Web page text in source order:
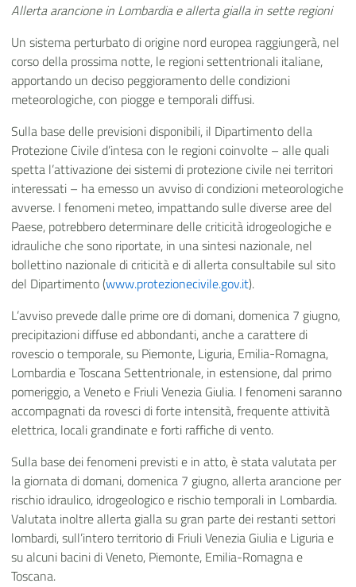
Allerta arancione in Lombardia e allerta gialla in sette regioni
Un sistema perturbato di origine nord europea raggiungerà, nel
corso della prossima notte, le regioni settentrionali italiane,
apportando un deciso peggioramento delle condizioni
meteorologiche, con piogge e temporali diffusi.
Sulla base delle previsioni disponibili, il Dipartimento della
Protezione Civile d’intesa con le regioni coinvolte – alle quali
spetta l’attivazione dei sistemi di protezione civile nei territori
interessati – ha emesso un avviso di condizioni meteorologiche
avverse. I fenomeni meteo, impattando sulle diverse aree del
Paese, potrebbero determinare delle criticità idrogeologiche e
idrauliche che sono riportate, in una sintesi nazionale, nel
bollettino nazionale di criticità e di allerta consultabile sul sito
del Dipartimento (www.protezionecivile.gov.it).
L’avviso prevede dalle prime ore di domani, domenica 7 giugno,
precipitazioni diffuse ed abbondanti, anche a carattere di
rovescio o temporale, su Piemonte, Liguria, Emilia-Romagna,
Lombardia e Toscana Settentrionale, in estensione, dal primo
pomeriggio, a Veneto e Friuli Venezia Giulia. I fenomeni saranno
accompagnati da rovesci di forte intensità, frequente attività
elettrica, locali grandinate e forti raffiche di vento.
Sulla base dei fenomeni previsti e in atto, è stata valutata per
la giornata di domani, domenica 7 giugno, allerta arancione per
rischio idraulico, idrogeologico e rischio temporali in Lombardia.
Valutata inoltre allerta gialla su gran parte dei restanti settori
lombardi, sull’intero territorio di Friuli Venezia Giulia e Liguria e
su alcuni bacini di Veneto, Piemonte, Emilia-Romagna e
Toscana.